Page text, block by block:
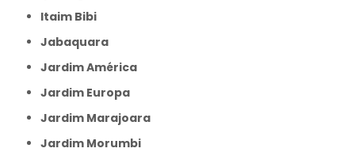
Itaim Bibi
Jabaquara
Jardim América
Jardim Europa
Jardim Marajoara
Jardim Morumbi